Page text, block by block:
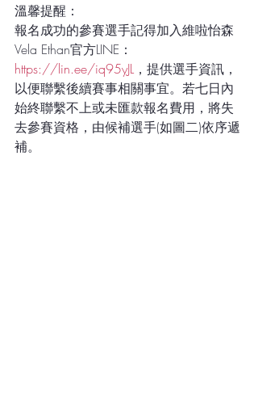
溫馨提醒：
報名成功的參賽選手記得加入維啦怡森
Vela Ethan官方LINE：
https://lin.ee/iq95yJL ，提供選手資訊，
以便聯繫後續賽事相關事宜。若七日內
始終聯繫不上或未匯款報名費用，將失
去參賽資格，由候補選手(如圖二)依序遞
補。